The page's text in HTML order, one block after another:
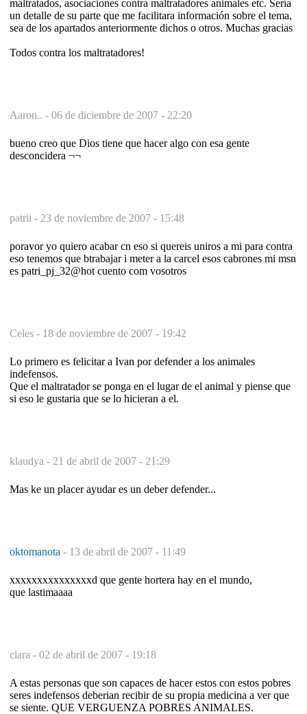
maltratados, asociaciones contra maltratadores animales etc. Sería
un detalle de su parte que me facilitara información sobre el tema,
sea de los apartados anteriormente dichos o otros. Muchas gracias
Todos contra los maltratadores!
Aaron.. - 06 de diciembre de 2007 - 22:20
bueno creo que Dios tiene que hacer algo con esa gente
desconcidera ¬¬
patrii - 23 de noviembre de 2007 - 15:48
poravor yo quiero acabar cn eso si quereis uniros a mi para contra
eso tenemos que btrabajar i meter a la carcel esos cabrones mi msn
es patri_pj_32@hot cuento com vosotros
Celes - 18 de noviembre de 2007 - 19:42
Lo primero es felicitar a Ivan por defender a los animales
indefensos.
Que el maltratador se ponga en el lugar de el animal y piense que
si eso le gustaria que se lo hicieran a el.
klaudya - 21 de abril de 2007 - 21:29
Mas ke un placer ayudar es un deber defender...
oktomanota - 13 de abril de 2007 - 11:49
xxxxxxxxxxxxxxxd que gente hortera hay en el mundo,
que lastimaaaa
clara - 02 de abril de 2007 - 19:18
A estas personas que son capaces de hacer estos con estos pobres
seres indefensos deberian recibir de su propia medicina a ver que
se siente. QUE VERGUENZA POBRES ANIMALES.